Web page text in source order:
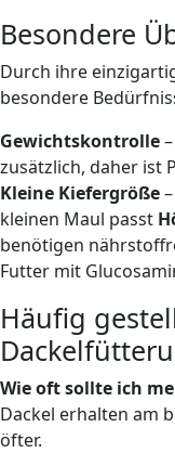
Besondere
Durch ihre
besondere
Gewichtskontrolle
zusätzlich, daher ist
Kleine Kiefergröße
kleinen Maul passt
benötigen
Futter mit
Häufig
Wie oft sollte ich
Dackel erhalten am
öfter.